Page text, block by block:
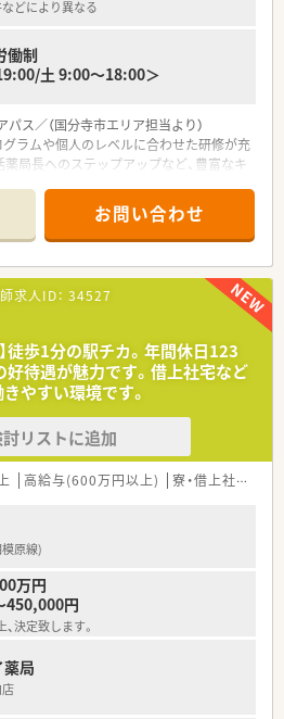
どにより異なる
働制
土 9:00～18:00＞
ス／（国分寺市エリア担当より）
ラムや個人のレベルに合わせた研修が充
局長へのステップアップなど、豊富なキ
＊
ついて】
駅から徒歩すぐの場所に位置しており、
通勤しやすい調剤薬局です。
婦人科や内科、心療内科など様々な科目
枚ほど応需しています。
約1800品目にのぼり、面対応の薬局と
に触れることが可能です。
像について】
る方を対象としており、即戦力として店
ける薬剤師を募集しています。
に連携を取りながら、患者様に寄り添っ
きる方を求めています。
であれば50代も相談可能です。
います】
暇を組み合わせた連続休暇の取得を推進
120日以上の休日が可能です。
境を整えるために、定期的にお互いの意見
プランを実施しています。
学びの場を提供しています。
お問い合わせ
求人ID： 34527
徒歩1分の駅チカ。年間休日123
好待遇が魅力です。借上社宅など
やすい環境です。
リストに追加
高給与(600万円以上) 寮・借上社宅あり
原線)
万円
450,000円
決定致します。
局